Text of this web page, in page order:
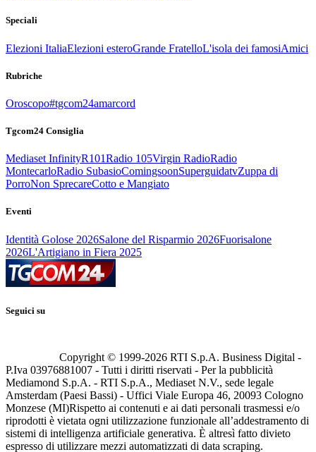
Speciali
Elezioni ItaliaElezioni esteroGrande FratelloL'isola dei famosiAmici
Rubriche
Oroscopo#tgcom24amarcord
Tgcom24 Consiglia
Mediaset InfinityR101Radio 105Virgin RadioRadio
MontecarloRadio SubasioComingsoonSuperguidatvZuppa di
PorroNon SprecareCotto e Mangiato
Eventi
Identità Golose 2026Salone del Risparmio 2026Fuorisalone
2026L'Artigiano in Fiera 2025
Seguici su
Copyright © 1999-2026 RTI S.p.A. Business Digital -
P.Iva 03976881007 - Tutti i diritti riservati - Per la pubblicità
Mediamond S.p.A. - RTI S.p.A., Mediaset N.V., sede legale
Amsterdam (Paesi Bassi) - Uffici Viale Europa 46, 20093 Cologno
Monzese (MI)Rispetto ai contenuti e ai dati personali trasmessi e/o
riprodotti è vietata ogni utilizzazione funzionale all’addestramento di
sistemi di intelligenza artificiale generativa. È altresì fatto divieto
espresso di utilizzare mezzi automatizzati di data scraping.